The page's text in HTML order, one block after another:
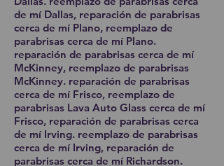
de mí Dallas, reparación de parabrisas
cerca de mí Plano, reemplazo de
parabrisas cerca de mí Plano.
reparación de parabrisas cerca de mí
McKinney, reemplazo de parabrisas
McKinney. reparación de parabrisas
cerca de mí Frisco, reemplazo de
parabrisas Lava Auto Glass cerca de mí
Frisco, reparación de parabrisas cerca
de mí Irving. reemplazo de parabrisas
cerca de mí Irving, reparación de
parabrisas cerca de mí Richardson.